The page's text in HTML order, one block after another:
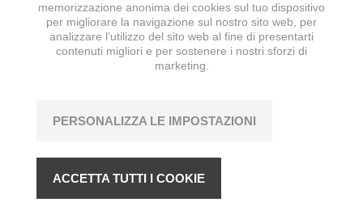
memorizzazione anonima dei cookies sul tuo dispositivo
per migliorare la navigazione sul nostro sito web, per
analizzare l’utilizzo del sito web al fine di presentarti
contenuti migliori e per sostenere i nostri sforzi di
marketing.
PERSONALIZZA LE IMPOSTAZIONI
ACCETTA TUTTI I COOKIE